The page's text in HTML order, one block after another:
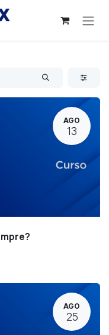
AGO
13
AGO
25